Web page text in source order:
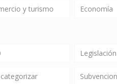
y turismo Economía
Legislación
categorizar